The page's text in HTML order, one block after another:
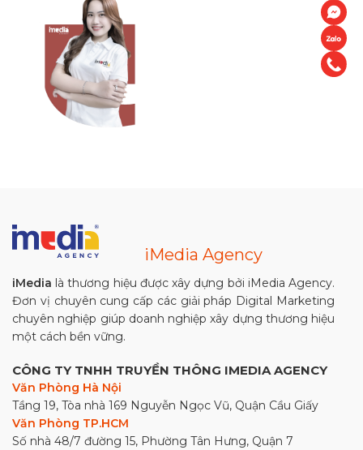
iMedia Agency
iMedia là thương hiệu được xây dựng bởi iMedia Agency.
Đơn vị chuyên cung cấp các giải pháp Digital Marketing
chuyên nghiệp giúp doanh nghiệp xây dựng thương hiệu
một cách bền vững.
CÔNG TY TNHH TRUYỀN THÔNG IMEDIA AGENCY
Văn Phòng Hà Nội
Tầng 19, Tòa nhà 169 Nguyễn Ngọc Vũ, Quận Cầu Giấy
Văn Phòng TP.HCM
Số nhà 48/7 đường 15, Phường Tân Hưng, Quận 7